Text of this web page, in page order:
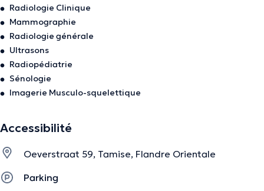
informations vérifiées.
Radiologie Clinique
Mammographie
Radiologie générale
Ultrasons
Radiopédiatrie
Sénologie
Imagerie Musculo-squelettique
Accessibilité
Oeverstraat 59, Tamise, Flandre Orientale
Parking